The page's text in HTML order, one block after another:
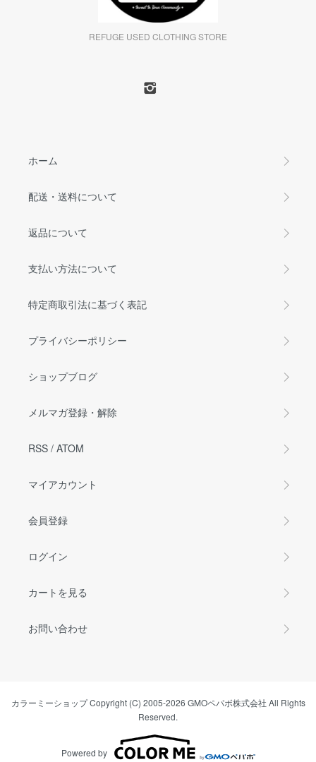
REFUGE USED CLOTHING STORE
ホーム
配送・送料について
返品について
支払い方法について
特定商取引法に基づく表記
プライバシーポリシー
ショップブログ
メルマガ登録・解除
RSS / ATOM
マイアカウント
会員登録
ログイン
カートを見る
お問い合わせ
カラーミーショップCopyright (C) 2005-2026 GMOペパボ株式会社 All Rights
Reserved.
Powered by